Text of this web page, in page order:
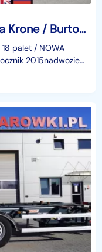
Krone Przyczepa budowlana Krone / Burtowa 18 palet / NOWA ZABUDOWA/ 2 szt_247220
palet / NOWA
2015nadwozie
: 18